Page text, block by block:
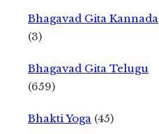
Bhagavad Gita Kannada
(3)
Bhagavad Gita Telugu
(659)
Bhakti Yoga (45)